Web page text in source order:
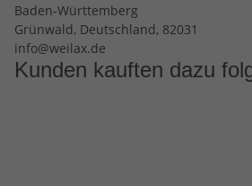
Baden-Württemberg
Grünwald, Deutschland, 82031
info@weilax.de
Kunden kauften dazu